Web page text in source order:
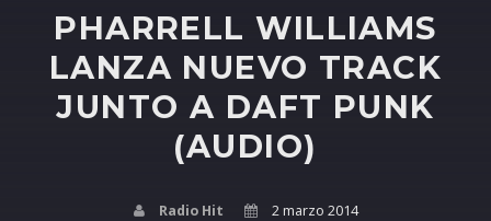
BUSCAR EN RADIO HIT
COMPARTE EN...
Twitter
Facebook
PHARRELL WILLIAMS
LANZA NUEVO TRACK
JUNTO A DAFT PUNK
(AUDIO)
Radio Hit 2 marzo 2014